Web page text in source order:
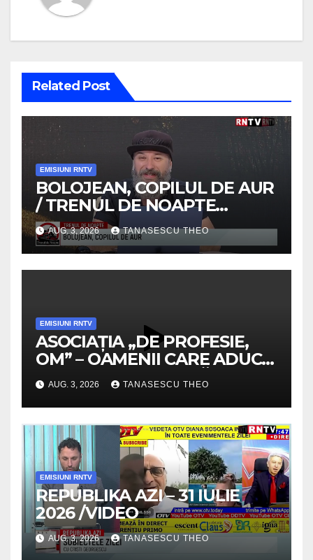
Related Post
EMISIUNI RNTV
BOLOJEAN, COPILUL DE AUR
/ TRENUL DE NOAPTE
/VIDEO
AUG. 3, 2026 TANASESCU THEO
EMISIUNI RNTV
ASOCIAȚIA „DE PROFESIE,
OM” – OAMENII CARE ADUC
VALOARE COMUNITĂȚII /
SECRETELE SUCCESULUI
/VIDEO
AUG. 3, 2026 TANASESCU THEO
EMISIUNI RNTV
REPUBLIKA AZI – 31 IULIE
2026 /VIDEO
AUG. 3, 2026 TANASESCU THEO